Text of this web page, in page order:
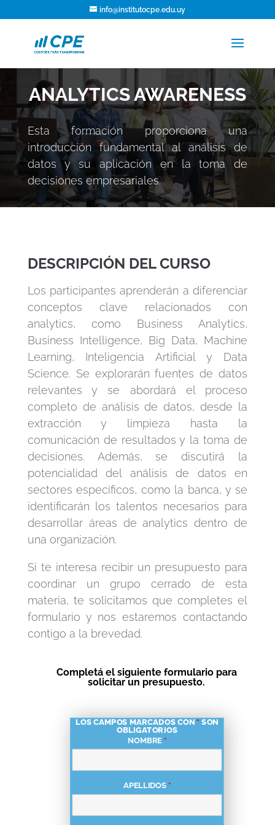
info@institutocpe.edu.uy
ANALYTICS AWARENESS
Esta formación proporciona una
introducción fundamental al análisis de
datos y su aplicación en la toma de
decisiones empresariales.
DESCRIPCIÓN DEL CURSO
Los participantes aprenderán a diferenciar
conceptos clave relacionados con
analytics, como Business Analytics,
Business Intelligence, Big Data, Machine
Learning, Inteligencia Artificial y Data
Science. Se explorarán fuentes de datos
relevantes y se abordará el proceso
completo de análisis de datos, desde la
extracción y limpieza hasta la
comunicación de resultados y la toma de
decisiones. Además, se discutirá la
potencialidad del análisis de datos en
sectores específicos, como la banca, y se
identificarán los talentos necesarios para
desarrollar áreas de analytics dentro de
una organización.
Si te interesa recibir un presupuesto para
coordinar un grupo cerrado de esta
materia, te solicitamos que completes el
formulario y nos estaremos contactando
contigo a la brevedad.
Completá el siguiente formulario para
solicitar un presupuesto.
LOS CAMPOS MARCADOS CON* SON
OBLIGATORIOS
NOMBRE *
APELLIDOS *